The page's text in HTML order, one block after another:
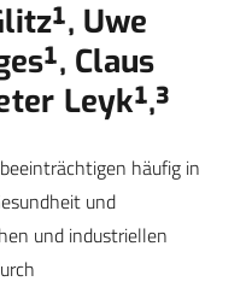
Uwe
Claus
Leyk¹,³
häufig in
und
und industriellen